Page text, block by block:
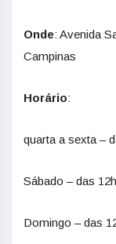
Onde: Avenida
Campinas
Horário:
quarta a sexta –
Sábado – das
Domingo – das